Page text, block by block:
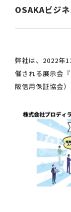
OSAKAビジ
弊社は、2022年
催される展示会
阪信用保証協会）